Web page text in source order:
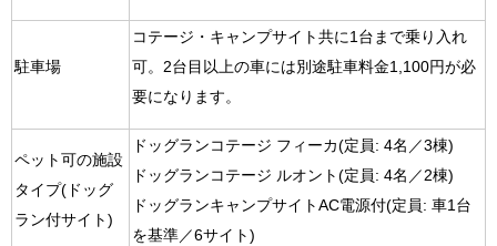
駐車場
コテージ・キャンプサイト共に1台まで乗り入れ
可。2台目以上の車には別途駐車料金1,100円が必
要になります。
ペット可の施設
タイプ(ドッグ
ラン付サイト)
ドッグランコテージ フィーカ(定員: 4名／3棟)
ドッグランコテージ ルオント(定員: 4名／2棟)
ドッグランキャンプサイトAC電源付(定員: 車1台
を基準／6サイト)